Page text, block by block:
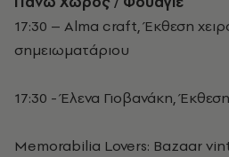
17:30 – Alma craft, Έκθεση
σημειωματάριου
17:30 - Έλενα Γιοβανάκη,
Memorabilia Lovers: Bazaar